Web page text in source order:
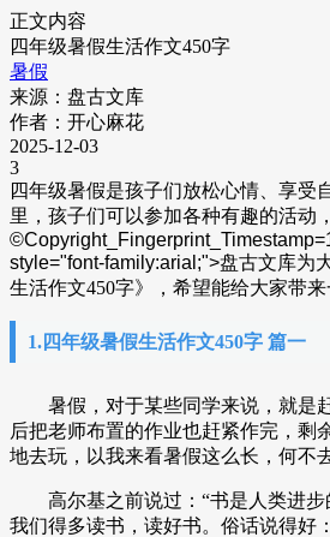
正文内容
四年级暑假生活作文450字
暑假
来源：盘古文库
作者：开心麻花
2025-12-03
3
四年级暑假是孩子们放松心情、享受
里，孩子们可以参加各种有趣的活动
style="font-family:arial;">盘古文库为
生活作文450字》，希望能给大家带来
1.四年级暑假生活作文450字 篇一
暑假，对于某些同学来说，就是
后把老师布置的作业也赶紧作完，剩
地去玩，以我来看暑假这么长，何不
高尔基之前说过：“书是人类进步
我们得多读书，读好书。俗话说得好